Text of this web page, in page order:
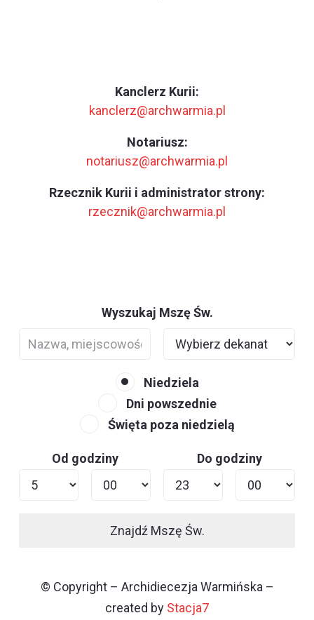
Kanclerz Kurii:
kanclerz@archwarmia.pl
Notariusz:
notariusz@archwarmia.pl
Rzecznik Kurii i administrator strony:
rzecznik@archwarmia.pl
Wyszukaj Mszę Św.
Niedziela
Dni powszednie
Święta poza niedzielą
Od godziny Do godziny
Znajdź Mszę Św.
© Copyright – Archidiecezja Warmińska –
created by Stacja7